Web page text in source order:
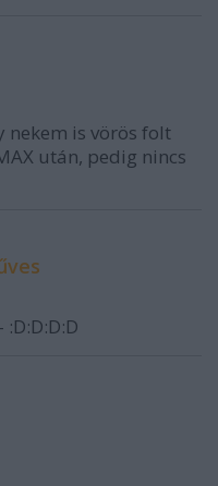
nekem is vörös folt
után, pedig nincs